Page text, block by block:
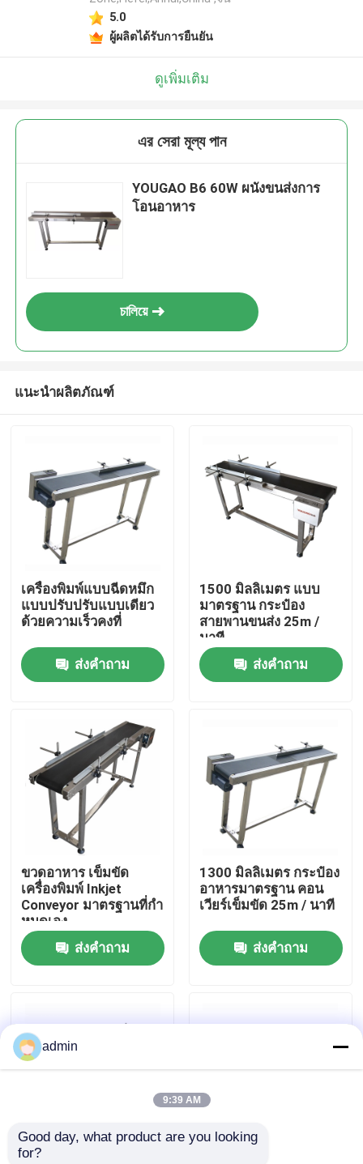
สินค้า
วิดีโอ
เกี่ยวกับเรา
ทัวร์โรงงาน
การควบคุมคุณภาพ
ข่าว
ขอคําอ้างอิง
5.0
ผู้ผลิตได้รับการยืนยัน
ดูเพิ่มเติม
এর সেরা মূল্য পান
YOUGAO B6 60W ผนังขนส่งการ
โอนอาหาร
চালিয়ে
แนะนำผลิตภัณฑ์
เครื่องพิมพ์แบบฉีดหมึก
แบบปรับปรับแบบเดียว
ด้วยความเร็วคงที่
ส่งคำถาม
1500 มิลลิเมตร แบบ
มาตรฐาน กระป๋อง
สายพานขนส่ง 25m /
นาที
ส่งคำถาม
ขวดอาหาร เข็มขัด
เครื่องพิมพ์ Inkjet
Conveyor มาตรฐานที่กํา
หนดเอง
ส่งคำถาม
1300 มิลลิเมตร กระป๋อง
อาหารมาตรฐาน คอน
เวียร์เข็มขัด 25m / นาที
ส่งคำถาม
คอนเวียร์เครื่องพิมพ์หมึก
admin
9:39 AM
Good day, what product are you looking
for?